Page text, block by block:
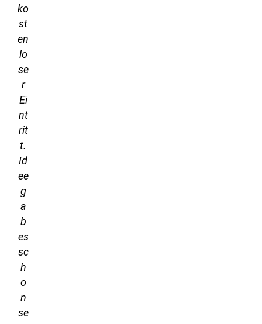
ko
st
en
lo
se
r
Ei
nt
rit
t.
Id
ee
g
a
b
es
sc
h
o
n
se